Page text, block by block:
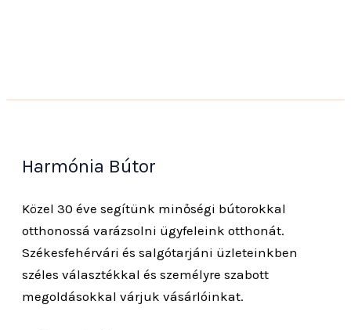
Harmónia Bútor
Közel 30 éve segítünk minőségi bútorokkal
otthonossá varázsolni ügyfeleink otthonát.
Székesfehérvári és salgótarjáni üzleteinkben
széles választékkal és személyre szabott
megoldásokkal várjuk vásárlóinkat.